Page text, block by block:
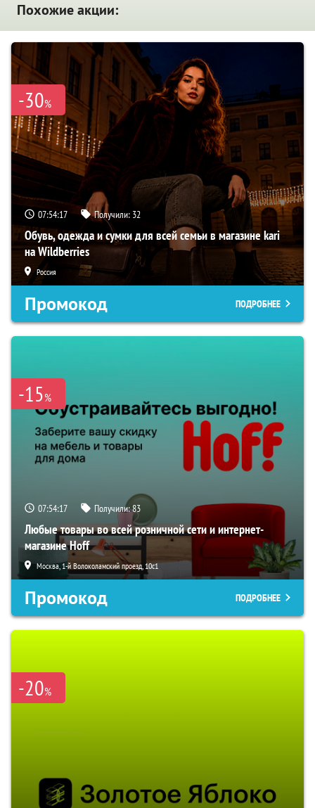
Похожие акции:
-30%
07:54:16 Получили: 32
Обувь, одежда и сумки для всей семьи в магазине kari
на Wildberries
Россия
Промокод ПОДРОБНЕЕ
-15%
07:54:16 Получили:83
Любые товары во всей розничной сети и интернет-
магазине Hoff
Москва, 1-й Волоколамский проезд, 10с1
Промокод ПОДРОБНЕЕ
-20%